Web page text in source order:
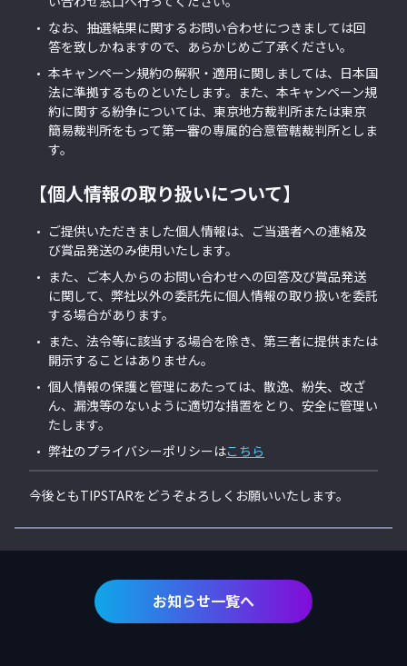
なお、抽選結果に関するお問い合わせにつきましては回
答を致しかねますので、あらかじめご了承ください。
本キャンペーン規約の解釈・適用に関しましては、日本国
法に準拠するものといたします。また、本キャンペーン規
約に関する紛争については、東京地方裁判所または東京
簡易裁判所をもって第一審の専属的合意管轄裁判所としま
す。
【個人情報の取り扱いについて】
ご提供いただきました個人情報は、ご当選者への連絡及
び賞品発送のみ使用いたします。
また、ご本人からのお問い合わせへの回答及び賞品発送
に関して、弊社以外の委託先に個人情報の取り扱いを委託
する場合があります。
また、法令等に該当する場合を除き、第三者に提供または
開示することはありません。
個人情報の保護と管理にあたっては、散逸、紛失、改ざ
ん、漏洩等のないように適切な措置をとり、安全に管理い
たします。
弊社のプライバシーポリシーはこちら
今後ともTIPSTARをどうぞよろしくお願いいたします。
お知らせ一覧へ